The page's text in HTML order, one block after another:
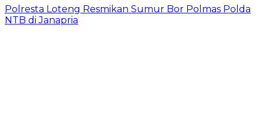
Polresta Loteng Resmikan Sumur Bor Polmas Polda
NTB di Janapria